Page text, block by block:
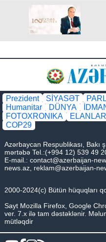
Prezident SİYASƏT
Humanitar
DÜNYA
FOTOXRONIKA
ELANLAR
COP29
Azərbaycan Respublikası,
mərtəbə Tel.:(+994 12) 539 49
E-mail.: contact@azerbaijan-
news.az reklam@azerbaijan-
2000-2024(c) Bütün hüquqları
Sayt Mozilla Firefox, Google
ver. 7.x ilə tam dəstəklənir.
mütləqdir